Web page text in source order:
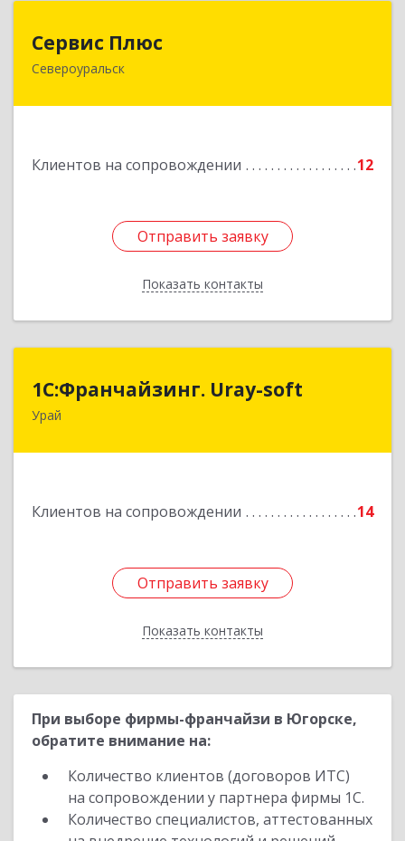
Сервис Плюс
Североуральск
Клиентов на сопровождении 12
Отправить заявку
Показать контакты
624480, Свердловская обл, Североуральск г,
Отправить заявку
Назад
1С:Франчайзинг. Uray-soft
Урай
Клиентов на сопровождении 14
Отправить заявку
Показать контакты
1С:Франчайзинг. Uray-soft
628284, Ханты-Мансийский Автономный округ
Отправить заявку
Назад
При выборе фирмы-франчайзи в Югорске,
обратите внимание на:
Количество клиентов (договоров ИТС)
на сопровождении у партнера фирмы 1С.
Количество специалистов, аттестованных